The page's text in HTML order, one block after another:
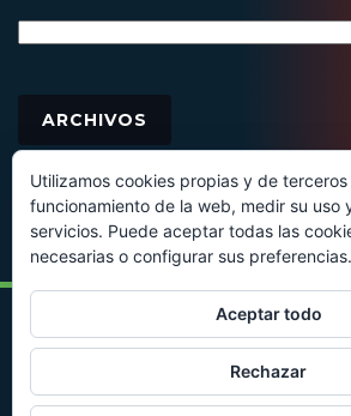
ARCHIVOS
© 2016 - Todos los derechos
Utilizamos cookies propias y de
funcionamiento de la web, medir su uso
servicios. Puede aceptar todas las
necesarias o configurar sus preferencias.
Aceptar todo
Rechazar